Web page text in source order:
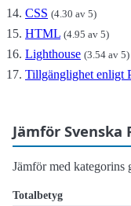
CSS (4.30 av 5)
HTML (4.95 av 5)
Lighthouse (3.54 av 5)
Tillgänglighet enligt
Jämför
Jämför med kategorins
Totalbetyg